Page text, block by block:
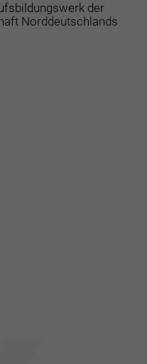
der
Norddeutschlands